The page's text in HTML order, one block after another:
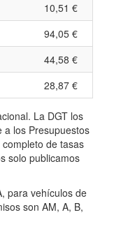
10,51 €
94,05 €
44,58 €
28,87 €
La DGT los
a los Presupuestos
de tasas
solo publicamos
para vehículos de
son AM, A, B,